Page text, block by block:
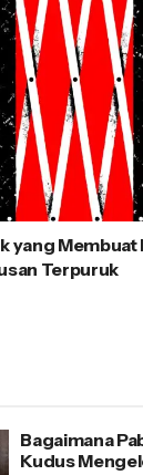
yang Membuat
Terpuruk
Bagaimana
Kudus